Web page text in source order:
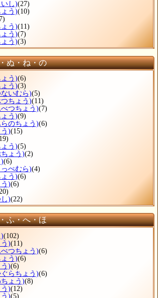
し)(27)
う)(10)
う)(11)
う)(7)
う)(3)
ぬ・ね・の
う)(6)
う)(3)
いむら)(5)
ちょう)(11)
つちょう)(7)
う)(9)
のちょう)(6)
)(15)
う)(5)
ょう)(2)
(6)
ぺむら)(4)
う)(6)
)(6)
)(22)
ふ・へ・ほ
(102)
)(11)
つちょう)(6)
う)(6)
)(6)
らちょう)(6)
ょう)(8)
)(12)
)(5)